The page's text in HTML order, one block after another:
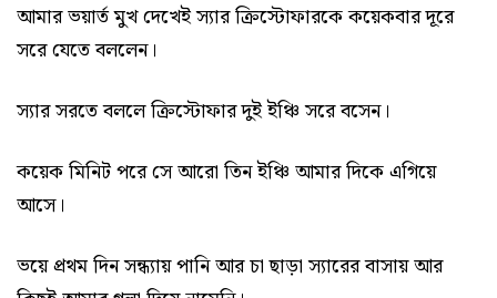
আমার ভয়ার্ত মুখ দেখেই স্যার ক্রিস্টোফারকে কয়েকবার দূরে
সরে যেতে বললেন।
স্যার সরতে বললে ক্রিস্টোফার দুই ইঞ্চি সরে বসেন।
কয়েক মিনিট পরে সে আরো তিন ইঞ্চি আমার দিকে এগিয়ে
আসে।
ভয়ে প্রথম দিন সন্ধ্যায় পানি আর চা ছাড়া স্যারের বাসায় আর